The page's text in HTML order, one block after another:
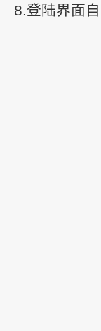
8.登陆界面